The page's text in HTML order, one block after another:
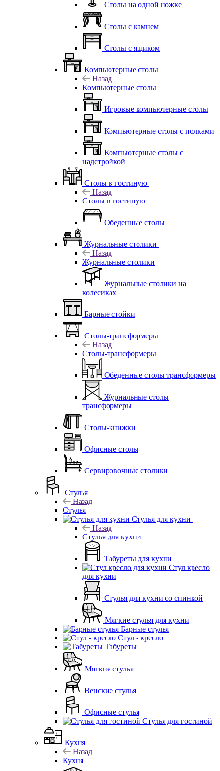
Столы на одной ножке
Столы с камнем
Столы с ящиком
Компьютерные столы
Назад
Компьютерные столы
Игровые компьютерные столы
Компьютерные столы с полками
Компьютерные столы с
надстройкой
Столы в гостиную
Назад
Столы в гостиную
Обеденные столы
Журнальные столики
Назад
Журнальные столики
Журнальные столики на
колесиках
Барные стойки
Столы-трансформеры
Назад
Столы-трансформеры
Обеденные столы трансформеры
Журнальные столы
трансформеры
Столы-книжки
Офисные столы
Сервировочные столики
Стулья
Назад
Стулья
Стулья для кухни
Назад
Стулья для кухни
Табуреты для кухни
Стул кресло
для кухни
Стулья для кухни со спинкой
Мягкие стулья для кухни
Барные стулья
Стул - кресло
Табуреты
Мягкие стулья
Венские стулья
Офисные стулья
Стулья для гостиной
Кухня
Назад
Кухня